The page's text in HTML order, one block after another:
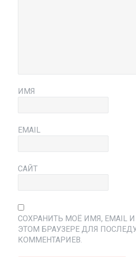
ИМЯ
EMAIL
САЙТ
СОХРАНИТЬ МОЁ ИМЯ, EMAIL
ЭТОМ БРАУЗЕРЕ ДЛЯ
КОММЕНТАРИЕВ.